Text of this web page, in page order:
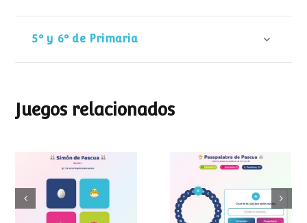
5º y 6º de Primaria
Juegos relacionados
Simon de Pascua
Pasapalabra de
Pascua